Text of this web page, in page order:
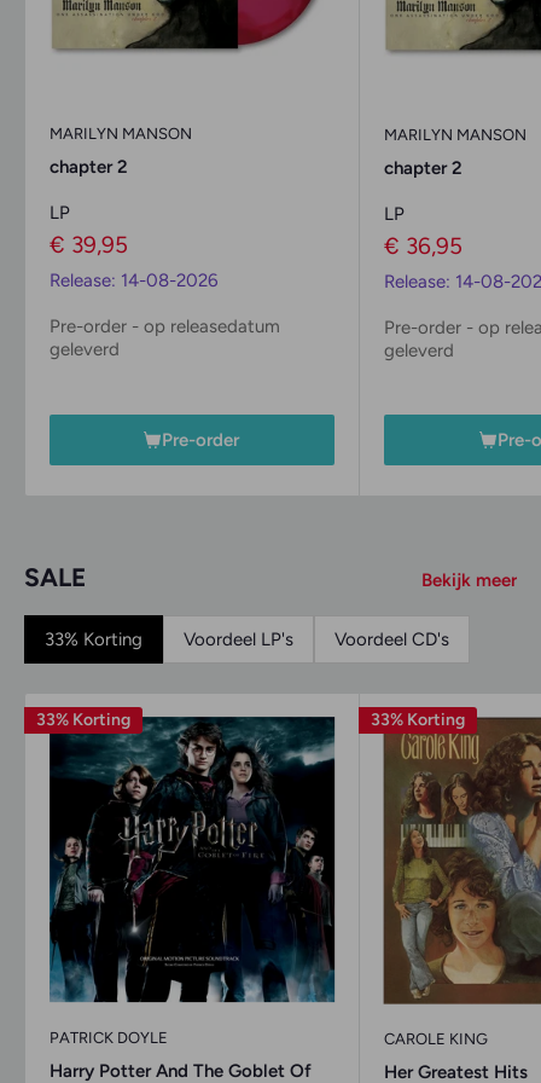
MARILYN MANSON
chapter 2
LP
Verkoopprijs
€ 39,95
Release: 14-08-2026
Pre-order - op releasedatum
geleverd
Pre-order
MARILYN MANSON
chapter 2
LP
Verkoopprijs
€ 36,95
Release: 14-08-
Pre-order - op
geleverd
Pre-
SALE Bekijk meer
33% Korting Voordeel LP's Voordeel CD's
33% Korting
PATRICK DOYLE
Harry Potter And The Goblet Of
33% Korting
CAROLE KING
Her Greatest Hits